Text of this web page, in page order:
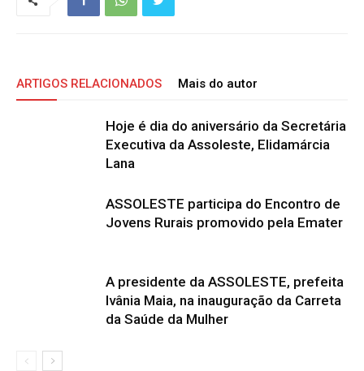
ARTIGOS RELACIONADOS Mais do autor
Hoje é dia do aniversário da Secretária
Executiva da Assoleste, Elidamárcia
Lana
ASSOLESTE participa do Encontro de
Jovens Rurais promovido pela Emater
A presidente da ASSOLESTE, prefeita
Ivânia Maia, na inauguração da Carreta
da Saúde da Mulher